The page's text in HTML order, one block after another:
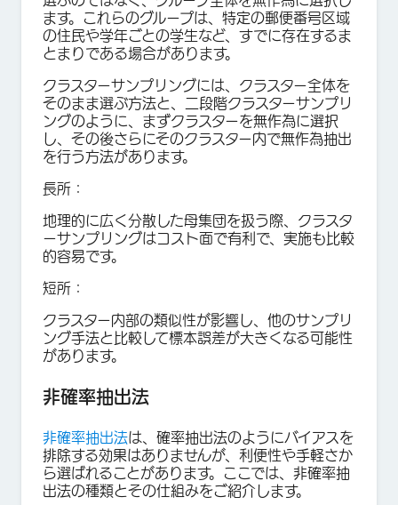
ます。これらのグループは、特定の郵便番号区域
の住民や学年ごとの学生など、すでに存在するま
とまりである場合があります。
クラスターサンプリングには、クラスター全体を
そのまま選ぶ方法と、二段階クラスターサンプリ
ングのように、まずクラスターを無作為に選択
し、その後さらにそのクラスター内で無作為抽出
を行う方法があります。
長所：
地理的に広く分散した母集団を扱う際、クラスタ
ーサンプリングはコスト面で有利で、実施も比較
的容易です。
短所：
クラスター内部の類似性が影響し、他のサンプリ
ング手法と比較して標本誤差が大きくなる可能性
があります。
非確率抽出法
非確率抽出法は、確率抽出法のようにバイアスを
排除する効果はありませんが、利便性や手軽さか
ら選ばれることがあります。ここでは、非確率抽
出法の種類とその仕組みをご紹介します。